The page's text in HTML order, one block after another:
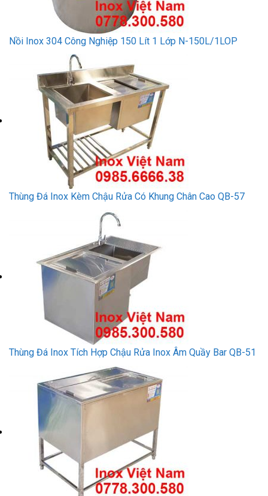
Nồi Inox 304 Công Nghiệp 150 Lít 1 Lớp N-150L/1LOP
Thùng Đá Inox Kèm Chậu Rửa Có Khung Chân Cao QB-57
Thùng Đá Inox Tích Hợp Chậu Rửa Inox Âm Quầy Bar QB-51